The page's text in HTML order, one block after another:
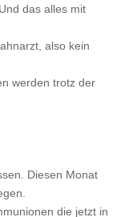
das alles mit
also kein
werden trotz der
Diesen Monat
die jetzt in